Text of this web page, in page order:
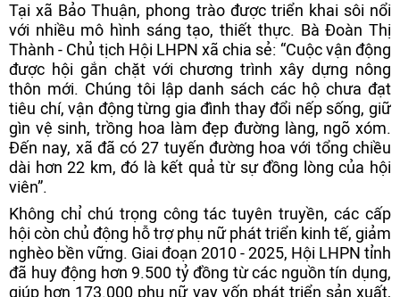
Tại xã Bảo Thuận, phong trào được triển khai sôi nổi
với nhiều mô hình sáng tạo, thiết thực. Bà Đoàn Thị
Thành - Chủ tịch Hội LHPN xã chia sẻ: “Cuộc vận động
được hội gắn chặt với chương trình xây dựng nông
thôn mới. Chúng tôi lập danh sách các hộ chưa đạt
tiêu chí, vận động từng gia đình thay đổi nếp sống, giữ
gìn vệ sinh, trồng hoa làm đẹp đường làng, ngõ xóm.
Đến nay, xã đã có 27 tuyến đường hoa với tổng chiều
dài hơn 22 km, đó là kết quả từ sự đồng lòng của hội
viên”.
Không chỉ chú trọng công tác tuyên truyền, các cấp
hội còn chủ động hỗ trợ phụ nữ phát triển kinh tế, giảm
nghèo bền vững. Giai đoạn 2010 - 2025, Hội LHPN tỉnh
đã huy động hơn 9.500 tỷ đồng từ các nguồn tín dụng,
giúp hơn 173.000 phụ nữ vay vốn phát triển sản xuất,